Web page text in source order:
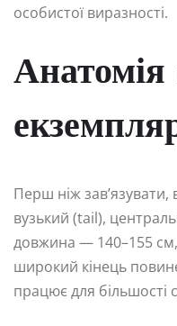
особистої виразності.
Анатомія
Перш ніж зав’язувати,
вузький (tail),
довжина — 140–155 см,
широкий кінець
працює для більшості